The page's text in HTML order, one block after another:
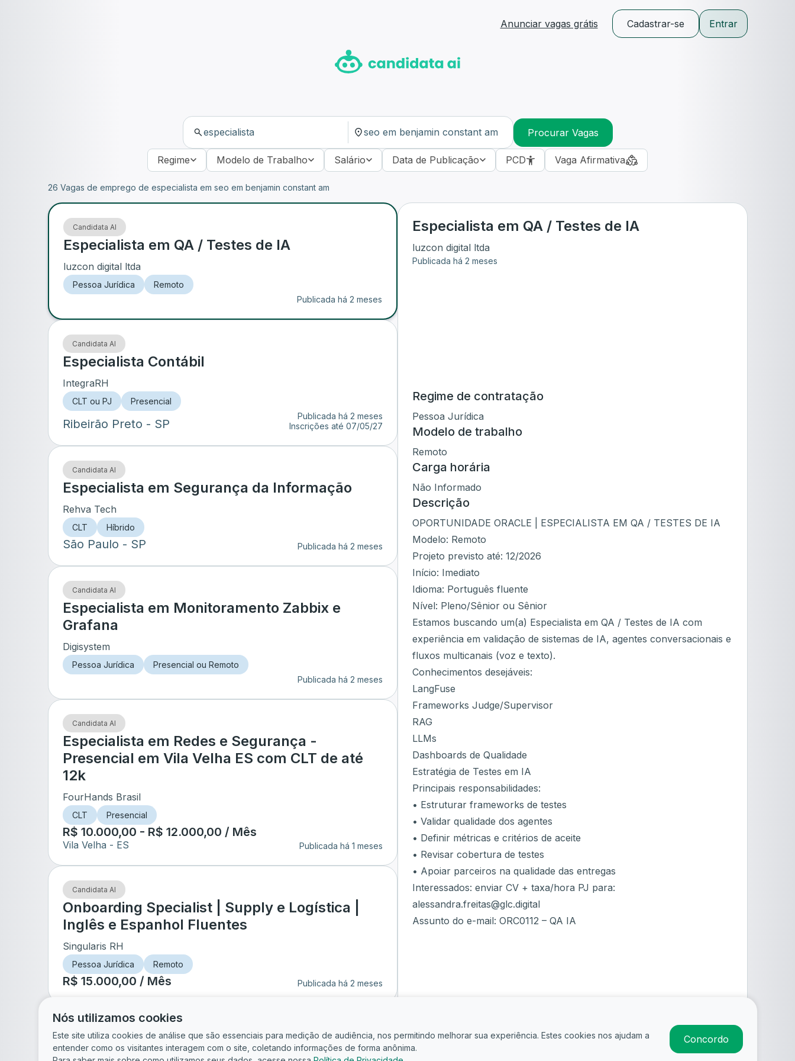
Anunciar vagas grátis Cadastrar-se Entrar
Procurar Vagas
Regime Modelo de Trabalho Salário Data de Publicação PCD Vaga Afirmativa
Especialista em QA / Testes de IA
luzcon digital ltda
Publicada há 2 meses
Regime de contratação
Pessoa Jurídica
Modelo de trabalho
Remoto
Carga horária
Não Informado
Descrição
OPORTUNIDADE ORACLE | ESPECIALISTA EM QA / TESTES DE IA
Modelo: Remoto
Projeto previsto até: 12/2026
Início: Imediato
Idioma: Português fluente
Nível: Pleno/Sênior ou Sênior
Estamos buscando um(a) Especialista em QA / Testes de IA com
experiência em validação de sistemas de IA, agentes conversacionais e
fluxos multicanais (voz e texto).
Conhecimentos desejáveis:
LangFuse
Frameworks Judge/Supervisor
RAG
LLMs
Dashboards de Qualidade
Estratégia de Testes em IA
Principais responsabilidades:
• Estruturar frameworks de testes
• Validar qualidade dos agentes
• Definir métricas e critérios de aceite
• Revisar cobertura de testes
• Apoiar parceiros na qualidade das entregas
Interessados: enviar CV + taxa/hora PJ para:
alessandra.freitas@glc.digital
Assunto do e-mail: ORC0112 – QA IA
26 Vagas de emprego de especialista em seo em benjamin constant am
Candidata AI
Especialista em QA / Testes de IA
luzcon digital ltda
Pessoa Jurídica
Remoto
Publicada há 2 meses
Candidata AI
Especialista Contábil
IntegraRH
CLT ou PJ Presencial
Ribeirão Preto - SP
Publicada há 2 meses
Inscrições até 07/05/27
Candidata AI
Especialista em Segurança da Informação
Rehva Tech
CLT Híbrido
São Paulo - SP Publicada há 2 meses
Candidata AI
Especialista em Monitoramento Zabbix e
Grafana
Digisystem
Pessoa Jurídica
Presencial ou Remoto
Publicada há 2 meses
Candidata AI
Especialista em Redes e Segurança -
Presencial em Vila Velha ES com CLT de até
12k
FourHands Brasil
CLT Presencial
R$ 10.000,00 - R$ 12.000,00 / Mês
Vila Velha - ES Publicada há 1 meses
Candidata AI
Onboarding Specialist | Supply e Logística |
Inglês e Espanhol Fluentes
Singularis RH
Pessoa Jurídica Remoto
R$ 15.000,00 / Mês Publicada há 2 meses
Nós utilizamos cookies
Este site utiliza cookies de análise que são essenciais para medição de audiência, nos permitindo melhorar sua experiência. Estes cookies nos ajudam a
entender como os visitantes interagem com o site, coletando informações de forma anônima.
Concordo